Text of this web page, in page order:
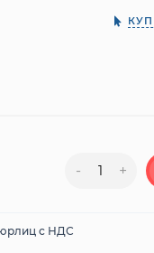
- +
с НДС